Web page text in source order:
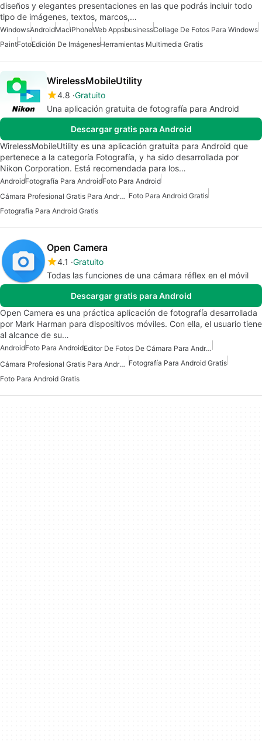
diseños y elegantes presentaciones en las que podrás incluir todo
tipo de imágenes, textos, marcos,…
WindowsAndroidMaciPhoneWeb AppsbusinessCollage De Fotos Para Windows
PaintFotoEdición De ImágenesHerramientas Multimedia Gratis
WirelessMobileUtility
4.8 Gratuito
Una aplicación gratuita de fotografía para Android
Descargar gratis para Android
WirelessMobileUtility es una aplicación gratuita para Android que
pertenece a la categoría Fotografía, y ha sido desarrollada por
Nikon Corporation. Está recomendada para los…
AndroidFotografía Para AndroidFoto Para Android
Cámara Profesional Gratis Para Android Foto Para Android Gratis
Fotografía Para Android Gratis
Open Camera
4.1 Gratuito
Todas las funciones de una cámara réflex en el móvil
Descargar gratis para Android
Open Camera es una práctica aplicación de fotografía desarrollada
por Mark Harman para dispositivos móviles. Con ella, el usuario tiene
al alcance de su…
AndroidFoto Para Android
Editor De Fotos De Cámara Para Android
Cámara Profesional Gratis Para Android Fotografía Para Android Gratis
Foto Para Android Gratis